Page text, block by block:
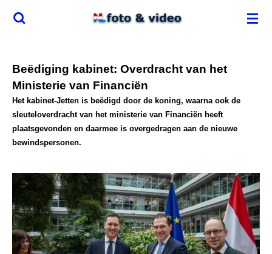
Ga
direct
hoofdinhoud
Beëdiging kabinet: Overdracht van het
Ministerie van Financiën
Het kabinet-Jetten is beëdigd door de koning, waarna ook de
sleuteloverdracht van het ministerie van Financiën heeft
plaatsgevonden en daarmee is overgedragen aan de nieuwe
bewindspersonen.